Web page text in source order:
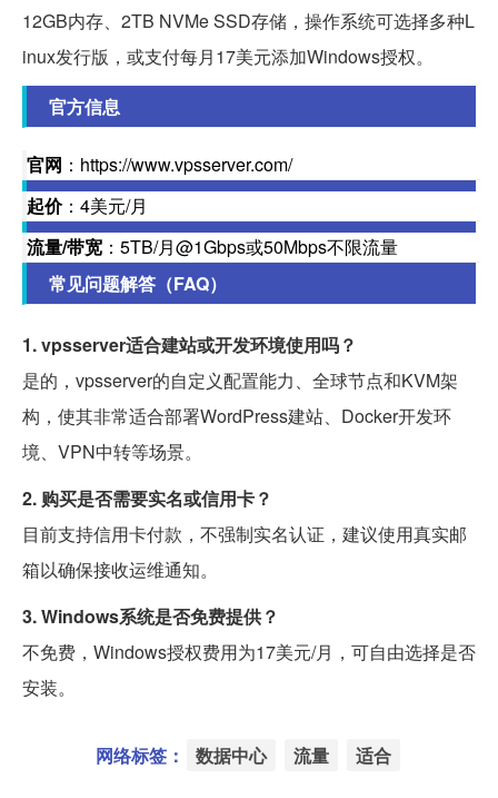
12GB内存、2TB NVMe SSD存储，操作系统可选择多种L
inux发行版，或支付每月17美元添加Windows授权。
官方信息
官网 ：https://www.vpsserver.com/
起价：4美元/月
流量/带宽 ：5TB/月@1Gbps或50Mbps不限流量
常见问题解答（FAQ）
1. vpsserver适合建站或开发环境使用吗？
是的，vpsserver的自定义配置能力、全球节点和KVM架
构，使其非常适合部署WordPress建站、Docker开发环
境、VPN中转等场景。
2. 购买是否需要实名或信用卡？
目前支持信用卡付款，不强制实名认证，建议使用真实邮
箱以确保接收运维通知。
3. Windows系统是否免费提供？
不免费，Windows授权费用为17美元/月，可自由选择是否
安装。
网络标签： 数据中心 流量 适合